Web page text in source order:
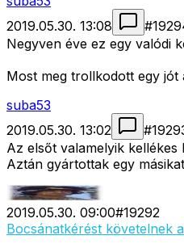
2019.05.30. 13:08
#
Negyven éve ez egy valódi
Most meg trollkodott egy
suba53
2019.05.30. 13:02
#
Az elsőt valamelyik
Aztán gyártottak egy
2019.05.30. 09:00#19292
Bocsánatkérést követelnek